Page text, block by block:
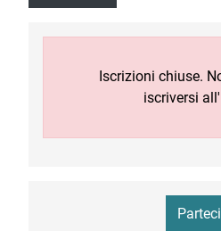
Iscrizioni chiuse.
iscriversi